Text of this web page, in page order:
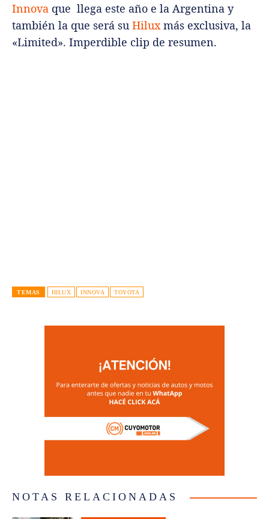
Innova que llega este año e la Argentina y
también la que será su Hiluxmás exclusiva, la
«Limited». Imperdible clip de resumen.
TEMAS HILUX INNOVA TOYOTA
NOTAS RELACIONADAS